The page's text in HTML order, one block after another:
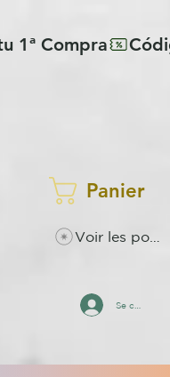
Panier
Se connecter